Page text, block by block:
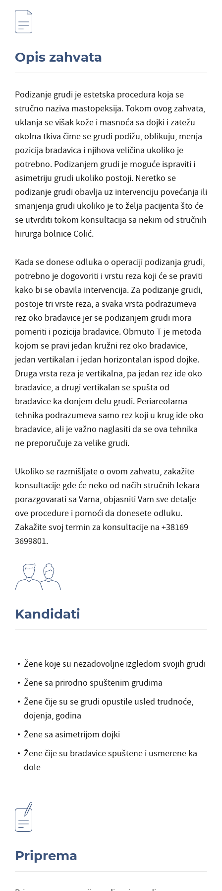
Opis zahvata
Podizanje grudi je estetska procedura koja se
stručno naziva mastopeksija. Tokom ovog zahvata,
uklanja se višak kože i masnoća sa dojki i zatežu
okolna tkiva čime se grudi podižu, oblikuju, menja
pozicija bradavica i njihova veličina ukoliko je
potrebno. Podizanjem grudi je moguće ispraviti i
asimetriju grudi ukoliko postoji. Neretko se
podizanje grudi obavlja uz intervenciju povećanja ili
smanjenja grudi ukoliko je to želja pacijenta što će
se utvrditi tokom konsultacija sa nekim od stručnih
hirurga bolnice Colić.
Kada se donese odluka o operaciji podizanja grudi,
potrebno je dogovoriti i vrstu reza koji će se praviti
kako bi se obavila intervencija. Za podizanje grudi,
postoje tri vrste reza, a svaka vrsta podrazumeva
rez oko bradavice jer se podizanjem grudi mora
pomeriti i pozicija bradavice. Obrnuto T je metoda
kojom se pravi jedan kružni rez oko bradavice,
jedan vertikalan i jedan horizontalan ispod dojke.
Druga vrsta reza je vertikalna, pa jedan rez ide oko
bradavice, a drugi vertikalan se spušta od
bradavice ka donjem delu grudi. Periareolarna
tehnika podrazumeva samo rez koji u krug ide oko
bradavice, ali je važno naglasiti da se ova tehnika
ne preporučuje za velike grudi.
Ukoliko se razmišljate o ovom zahvatu, zakažite
konsultacije gde će neko od načih stručnih lekara
porazgovarati sa Vama, objasniti Vam sve detalje
ove procedure i pomoći da donesete odluku.
Zakažite svoj termin za konsultacije na +38169
3699801.
Kandidati
Žene koje su nezadovoljne izgledom svojih grudi
Žene sa prirodno spuštenim grudima
Žene čije su se grudi opustile usled trudnoće,
dojenja, godina
Žene sa asimetrijom dojki
Žene čije su bradavice spuštene i usmerene ka
dole
Priprema